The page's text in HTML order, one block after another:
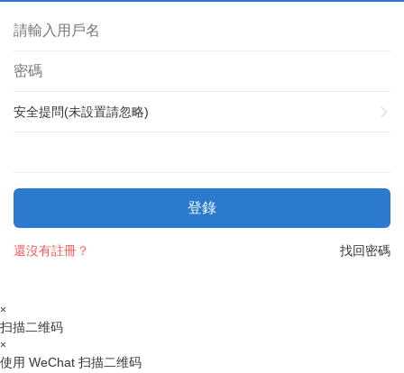
安全提問(未設置請忽略)
登錄
找回密碼
還沒有註冊？
×
扫描二维码
×
使用 WeChat 扫描二维码